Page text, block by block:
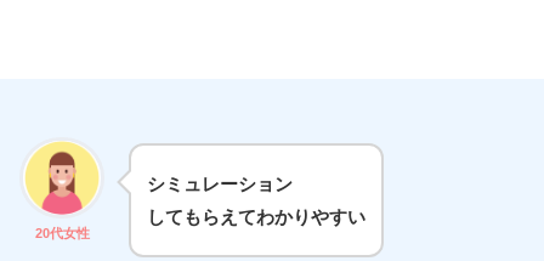
20代女性
シミュレーション
してもらえてわかりやすい